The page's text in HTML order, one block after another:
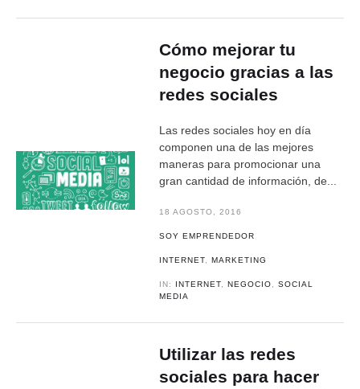
Cómo mejorar tu
negocio gracias a las
redes sociales
Las redes sociales hoy en día
componen una de las mejores
maneras para promocionar una
gran cantidad de información, de...
18 AGOSTO, 2016
SOY EMPRENDEDOR
INTERNET ,MARKETING
IN: INTERNET ,NEGOCIO ,SOCIAL
MEDIA
Utilizar las redes
sociales para hacer